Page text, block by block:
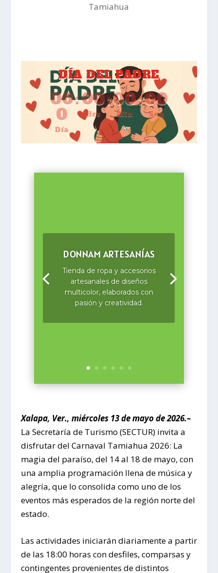
Tamiahua
DÍA DEL PADRE
00
0
Día
:00
Hrs
:00
Min
:00
Seg
DONNAM ARTESANÍAS
Tienda de ropa y accesorios
artesanales de diseños
multicolor, elaborados con
pasión y creatividad.
Xalapa, Ver., miércoles 13 de mayo de 2026.–
La Secretaría de Turismo (SECTUR) invita a
disfrutar del Carnaval Tamiahua 2026: La
magia del paraíso, del 14 al 18 de mayo, con
una amplia programación llena de música y
alegría, que lo consolida como uno de los
eventos más esperados de la región norte del
estado.
Las actividades iniciarán diariamente a partir
de las 18:00 horas con desfiles, comparsas y
contingentes provenientes de distintos